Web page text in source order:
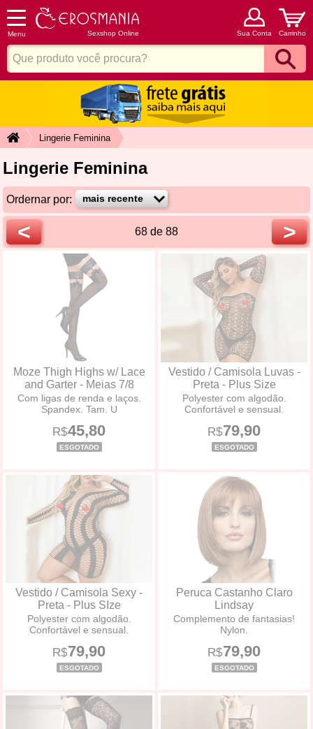
Menu Sexshop Online Sua Conta Carrinho
Lingerie Feminina
Lingerie Feminina
Ordernar por:
< 68 de 88 >
Moze Thigh Highs w/ Lace
and Garter - Meias 7/8
Com ligas de renda e laços.
Spandex. Tam. U
R$45,80
ESGOTADO
Vestido / Camisola Luvas -
Preta - Plus Size
Polyester com algodão.
Confortável e sensual.
R$79,90
ESGOTADO
Vestido / Camisola Sexy -
Preta - Plus SIze
Polyester com algodão.
Confortável e sensual.
R$79,90
ESGOTADO
Peruca Castanho Claro
Lindsay
Complemento de fantasias!
Nylon.
R$79,90
ESGOTADO